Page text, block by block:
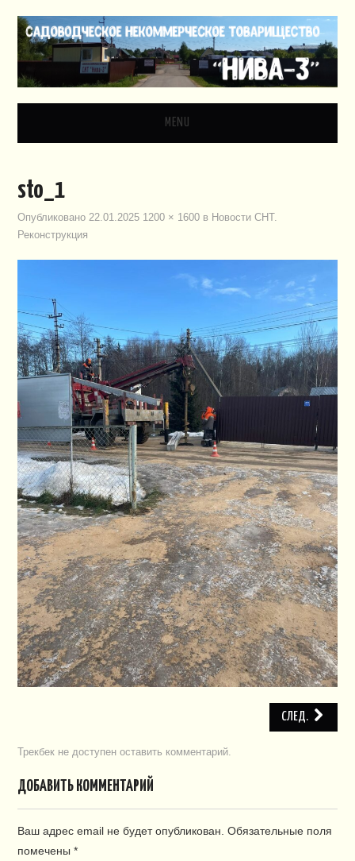
MENU
НОВОСТИ
ДОКУМЕНТЫ
ВИДЕО
ПЛАН СНТ
КОНТАКТЫ
СЛУЖБЫ
НАПИСАТЬ!
sto_1
Опубликовано22.01.2025 1200 × 1600 в Новости СНТ.
Реконструкция
СЛЕД.
Трекбек не доступеноставить комментарий.
ДОБАВИТЬ КОММЕНТАРИЙ
Ваш адрес email не будет опубликован. Обязательные поля
помечены*